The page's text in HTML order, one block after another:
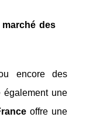
des
encore des
également une
offre une